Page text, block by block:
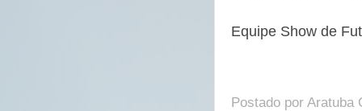
Equipe Show de
Postado por Aratuba